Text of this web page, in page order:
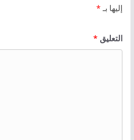
إليها بـ*
التعليق *